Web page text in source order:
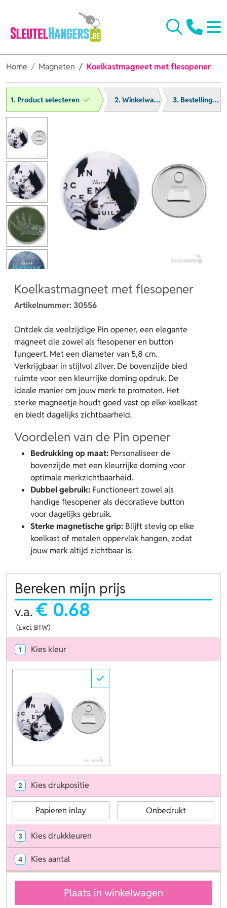
Home Magneten Koelkastmagneet met flesopener
1. Product selecteren 2. Winkelwagen 3. Bestelling afronden
Koelkastmagneet met flesopener
Artikelnummer:30556
Ontdek de veelzijdige Pin opener, een elegante
magneet die zowel als flesopener en button
fungeert. Met een diameter van 5,8 cm.
Verkrijgbaar in stijlvol zilver. De bovenzijde bied
ruimte voor een kleurrijke doming opdruk. De
ideale manier om jouw merk te promoten. Het
sterke magneetje houdt goed vast op elke koelkast
en biedt dagelijks zichtbaarheid.
Voordelen van de Pin opener
Bedrukking op maat: Personaliseer de
bovenzijde met een kleurrijke doming voor
optimale merkzichtbaarheid.
Dubbel gebruik: Functioneert zowel als
handige flesopener als decoratieve button
voor dagelijks gebruik.
Sterke magnetische grip: Blijft stevig op elke
koelkast of metalen oppervlak hangen, zodat
jouw merk altijd zichtbaar is.
Bereken mijn prijs
v.a. € 0.68
(Excl. BTW)
1 Kies kleur
2 Kies drukpositie
Papieren inlay Onbedrukt
3 Kies drukkleuren
4 Kies aantal
Plaats in winkelwagen